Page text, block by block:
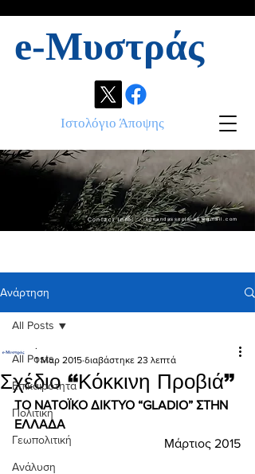
e-Μυστράς
Ιστολόγιο Άποψης
Contact info: ikonandassociates@gmail.com
Ανάρτηση
All Posts
Επικαιρότητα
Πολιτική
Γεωπολιτική
Ανάλυση
All Posts
Σχέδιο “Κόκκινη Προβιά”
.
1 Μαρ 2015 διαβάστηκε 23 λεπτά
ΤΟ ΝΑΤΟΪΚΟ ΔΙΚΤΥΟ “GLADIO” ΣΤΗΝ
ΕΛΛΑΔΑ
Μάρτιος 2015